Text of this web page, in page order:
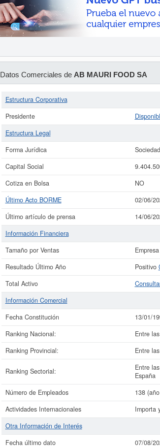
Datos Comerciales de AB MAURI FOOD SA
Estructura Corporativa
Presidente
Estructura Legal
Forma Jurídica
Capital Social
Cotiza en Bolsa
NO
Último Acto BORME
02/06/
Último artículo de prensa
14/06/
Información Financiera
Tamaño por Ventas
Resultado Último Año
Positivo
Total Activo
Información Comercial
Fecha Constitución
13/01/
Ranking Nacional:
Entre las
Ranking Provincial:
Entre las
Ranking Sectorial: Entre las
España
Número de Empleados
138
Actividades Internacionales
Importa
Otra Información de Interés
Fecha último dato
07/08/